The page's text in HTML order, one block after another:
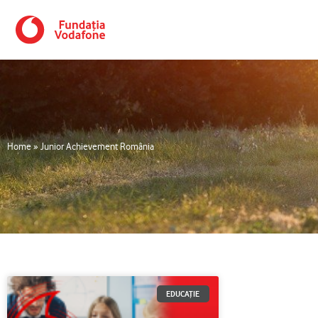
content
Home»Junior Achievement România
EDUCAȚIE